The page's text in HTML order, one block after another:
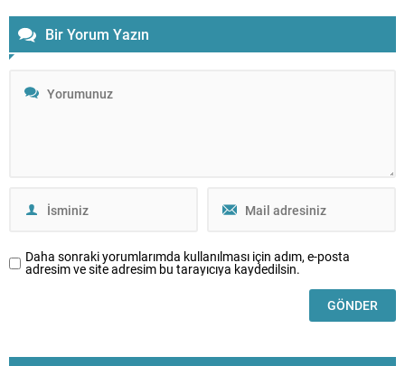
Bir Yorum Yazın
Daha sonraki yorumlarımda kullanılması için adım, e-posta
adresim ve site adresim bu tarayıcıya kaydedilsin.